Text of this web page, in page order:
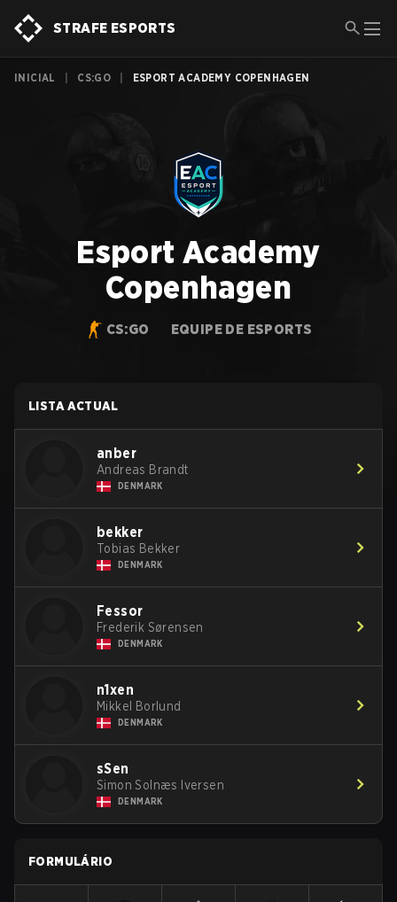
STRAFE ESPORTS
INICIAL CS:GO ESPORT ACADEMY COPENHAGEN
Esport Academy
Copenhagen
CS:GO EQUIPE DE ESPORTS
LISTA ACTUAL
anber
Andreas Brandt
DENMARK
bekker
Tobias Bekker
DENMARK
Fessor
Frederik Sørensen
DENMARK
n1xen
Mikkel Borlund
DENMARK
sSen
Simon Solnæs Iversen
DENMARK
FORMULÁRIO